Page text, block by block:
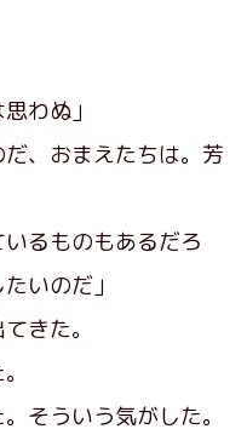
わぬ」
、おまえたちは。芳
るものもあるだろ
いのだ」
きた。
そういう気がした。